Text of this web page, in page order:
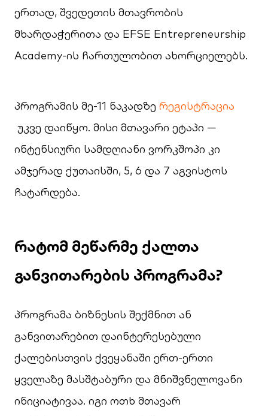
ერთად, შვედეთის მთავრობის
მხარდაჭერითა და EFSE Entrepreneurship
Academy-ის ჩართულობით ახორციელებს.
პროგრამის მე-11 ნაკადზე რეგისტრაცია
უკვე დაიწყო. მისი მთავარი ეტაპი —
ინტენსიური სამდღიანი ვორკშოპი კი
ამჯერად ქუთაისში, 5, 6 და 7 აგვისტოს
ჩატარდება.
რატომ მეწარმე ქალთა
განვითარების პროგრამა?
პროგრამა ბიზნესის შექმნით ან
განვითარებით დაინტერესებული
ქალებისთვის ქვეყანაში ერთ-ერთი
ყველაზე მასშტაბური და მნიშვნელოვანი
ინიციატივაა. იგი ოთხ მთავარ